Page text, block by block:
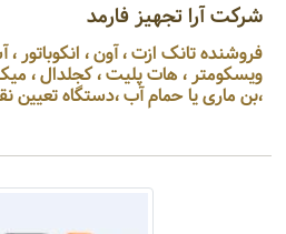
شرکت آرا تجهیز فارمد
فروشنده تانک ازت ، آون ،
ویسکومتر ، هات پلیت ، کجلدال ،
،بن ماری یا حمام آب ،دستگاه تعیین